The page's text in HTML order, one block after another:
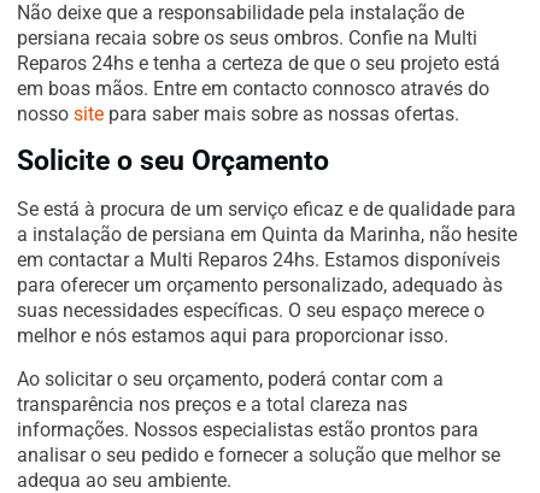
Não deixe que a responsabilidade pela instalação de
persiana recaia sobre os seus ombros. Confie na Multi
Reparos 24hs e tenha a certeza de que o seu projeto está
em boas mãos. Entre em contacto connosco através do
nosso site para saber mais sobre as nossas ofertas.
Solicite o seu Orçamento
Se está à procura de um serviço eficaz e de qualidade para
a instalação de persiana em Quinta da Marinha, não hesite
em contactar a Multi Reparos 24hs. Estamos disponíveis
para oferecer um orçamento personalizado, adequado às
suas necessidades específicas. O seu espaço merece o
melhor e nós estamos aqui para proporcionar isso.
Ao solicitar o seu orçamento, poderá contar com a
transparência nos preços e a total clareza nas
informações. Nossos especialistas estão prontos para
analisar o seu pedido e fornecer a solução que melhor se
adequa ao seu ambiente.